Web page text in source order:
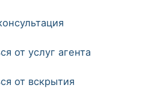
от услуг агента
от вскрытия